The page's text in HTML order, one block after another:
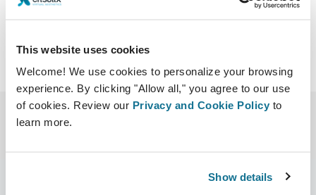
This website uses cookies
Welcome! We use cookies to personalize your browsing
experience. By clicking "Allow all," you agree to our use
of cookies. Review our Privacy and Cookie Policy to
learn more.
Show details